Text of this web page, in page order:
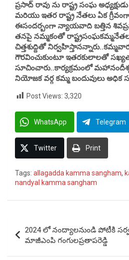
ప్రసాద్ రావు ను రాష్ట్ర సంఘ
మరియు ఇతర రాష్ట్ర నేతలు ఏక
ఈసందర్బంగా న్యాయవాది బత్తిన
తనపై నమ్మకంతో
చిత్తశుద్దితో
గౌరవించుకుంటూ ఇతరకులాలతో
సూచించారు..కార్యక్రమంలో
నియోజక వర్గ కమ్మ బందువులు అధిక
Post Views: 3,320
WhatsApp Telegram
Twitter Print
Tags: allagadda kamma sangham,
nandyal kamma sangham
navigation
2024 లో నంద్యాలనుండి పోటీకి
మాజీఎంపి గంగులప్రతాపరెడ్డి